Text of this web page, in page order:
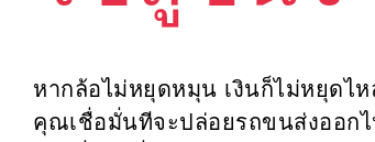
หากล้อไม่หยุดหมุน เงินก็ไม่หยุดไ
คุณเชื่อมั่นทีจะปล่อยรถขนส่งออก